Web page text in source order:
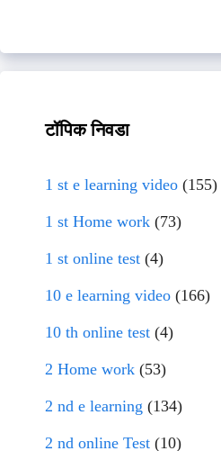
टॉपिक निवडा
1 st e learning video (155)
1 st Home work (73)
1 st online test (4)
10 e learning video (166)
10 th online test (4)
2 Home work (53)
2 nd e learning (134)
2 nd online Test (10)